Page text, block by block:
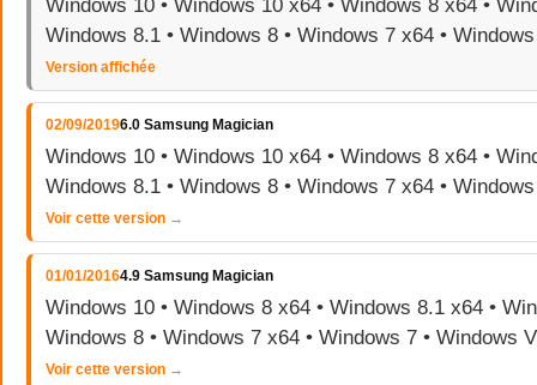
Windows 10 • Windows 10 x64 • Windows 8 x64 •
Windows 8.1 • Windows 8 • Windows 7 x64 •
Version affichée
02/09/20196.0 Samsung Magician
Windows 10 • Windows 10 x64 • Windows 8 x64 •
Windows 8.1 • Windows 8 • Windows 7 x64 •
Voir cette version →
01/01/20164.9 Samsung Magician
Windows 10 • Windows 8 x64 • Windows 8.1 x64 •
Windows 8 • Windows 7 x64 • Windows 7 • Windows
Voir cette version →